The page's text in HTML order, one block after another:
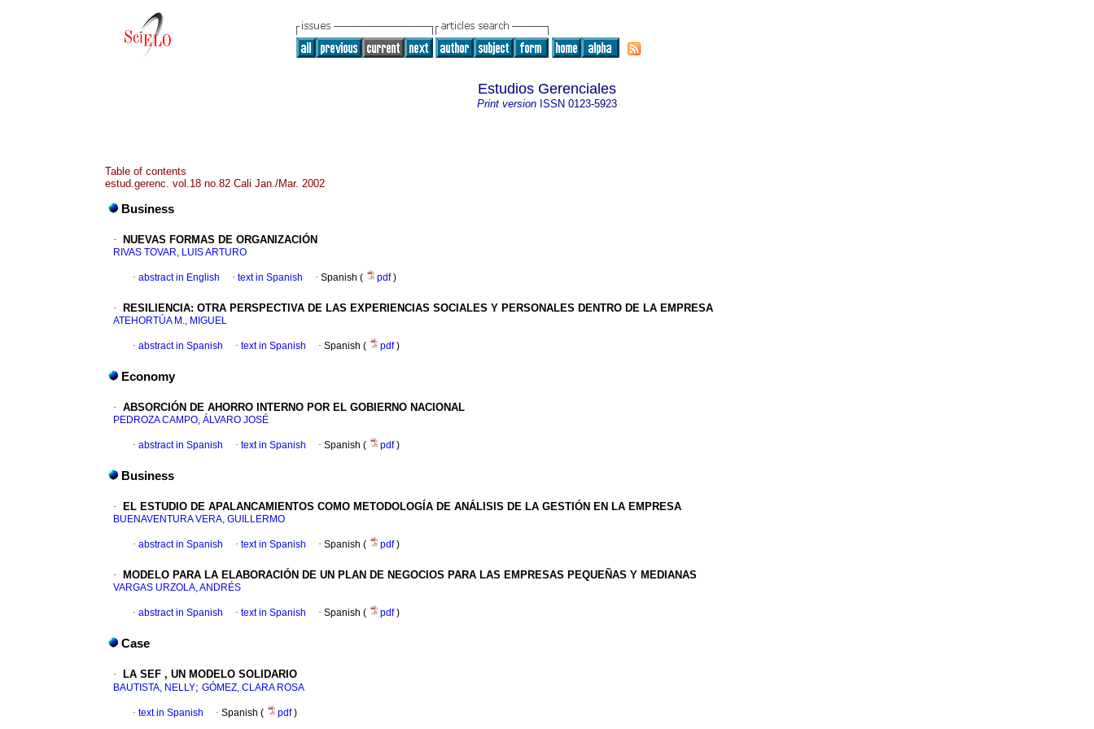
Estudios Gerenciales
Print version ISSN 0123-5923
Table of contents
estud.gerenc. vol.18 no.82 Cali Jan./Mar. 2002
Business
· NUEVAS FORMAS DE ORGANIZACIÓN
RIVAS TOVAR, LUIS ARTURO
· abstract in English · text in Spanish · Spanish ( pdf)
· RESILIENCIA: OTRA PERSPECTIVA DE LAS EXPERIENCIAS SOCIALES Y PERSONALES DENTRO DE LA EMPRESA
ATEHORTÚA M., MIGUEL
· abstract in Spanish · text in Spanish · Spanish ( pdf)
Economy
· ABSORCIÓN DE AHORRO INTERNO POR EL GOBIERNO NACIONAL
PEDROZA CAMPO, ÁLVARO JOSÉ
· abstract in Spanish · text in Spanish · Spanish ( pdf)
Business
· EL ESTUDIO DE APALANCAMIENTOS COMO METODOLOGÍA DE ANÁLISIS DE LA GESTIÓN EN LA EMPRESA
BUENAVENTURA VERA, GUILLERMO
· abstract in Spanish · text in Spanish · Spanish ( pdf)
· MODELO PARA LA ELABORACIÓN DE UN PLAN DE NEGOCIOS PARA LAS EMPRESAS PEQUEÑAS Y MEDIANAS
VARGAS URZOLA, ANDRÉS
· abstract in Spanish · text in Spanish · Spanish ( pdf)
Case
· LA SEF , UN MODELO SOLIDARIO
BAUTISTA, NELLY; GÓMEZ, CLARA ROSA
· text in Spanish · Spanish ( pdf)